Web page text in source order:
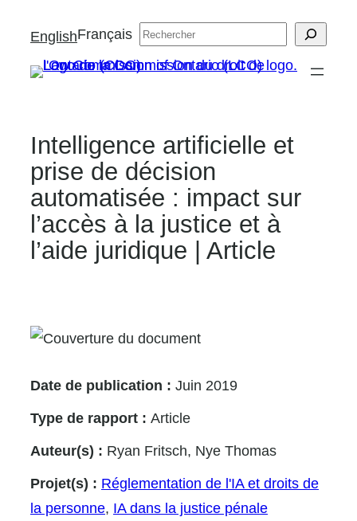
contenu
EnglishFrançais Search
Intelligence artificielle et
prise de décision
automatisée : impact sur
l’accès à la justice et à
l’aide juridique | Article
Date de publication : Juin 2019
Type de rapport : Article
Auteur(s) : Ryan Fritsch, Nye Thomas
Projet(s) : Réglementation de l'IA et droits de
la personne, IA dans la justice pénale